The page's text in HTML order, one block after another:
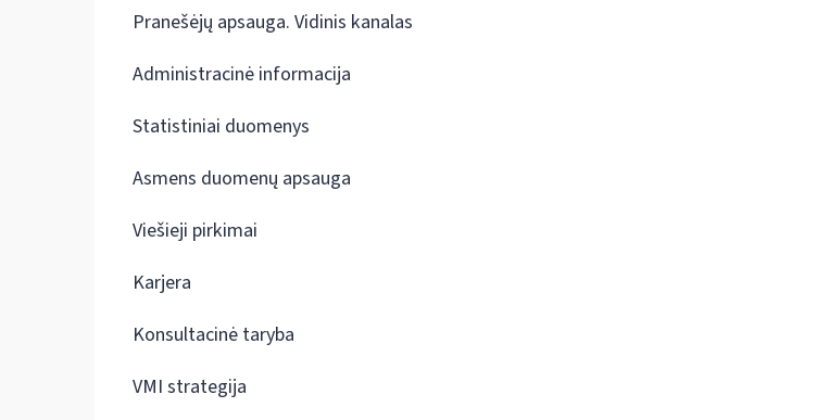
Pranešėjų apsauga. Vidinis kanalas
Administracinė informacija
Statistiniai duomenys
Asmens duomenų apsauga
Viešieji pirkimai
Karjera
Konsultacinė taryba
VMI strategija